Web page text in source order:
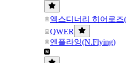
엑스디너리 히어로즈
QWER
엔플라잉(N.Flying)